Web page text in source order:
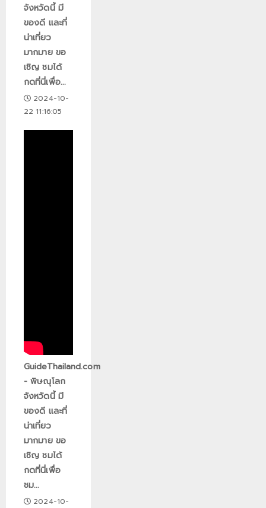
จังหวัดนี้ มี
ของดี และที่
น่าเที่ยว
มากมาย ขอ
เชิญ ชมได้
กดที่นี่เพื่อ...
2024-10-
22 11:16:05
GuideThailand.com
- พิษณุโลก
จังหวัดนี้ มี
ของดี และที่
น่าเที่ยว
มากมาย ขอ
เชิญ ชมได้
กดที่นี่เพื่อ
ชม...
2024-10-